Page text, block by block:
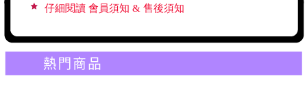
仔細閱讀 會員須知 & 售後須知
仔細閱讀 會員須知 & 售後須知
收到商品後若有誤，請三天內提供拆箱錄影檔